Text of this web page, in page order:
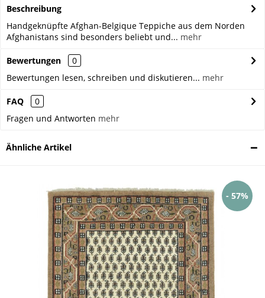
Beschreibung
Handgeknüpfte Afghan-Belgique Teppiche aus dem Norden
Afghanistans sind besonders beliebt und... mehr
Bewertungen
0
Bewertungen lesen, schreiben und diskutieren... mehr
FAQ
0
Fragen und Antworten mehr
Ähnliche Artikel
- 57%